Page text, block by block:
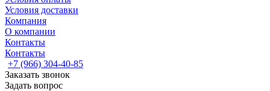
Условия доставки
Компания
О компании
Контакты
Контакты
+7 (966) 304-40-85
Заказать звонок
Задать вопрос